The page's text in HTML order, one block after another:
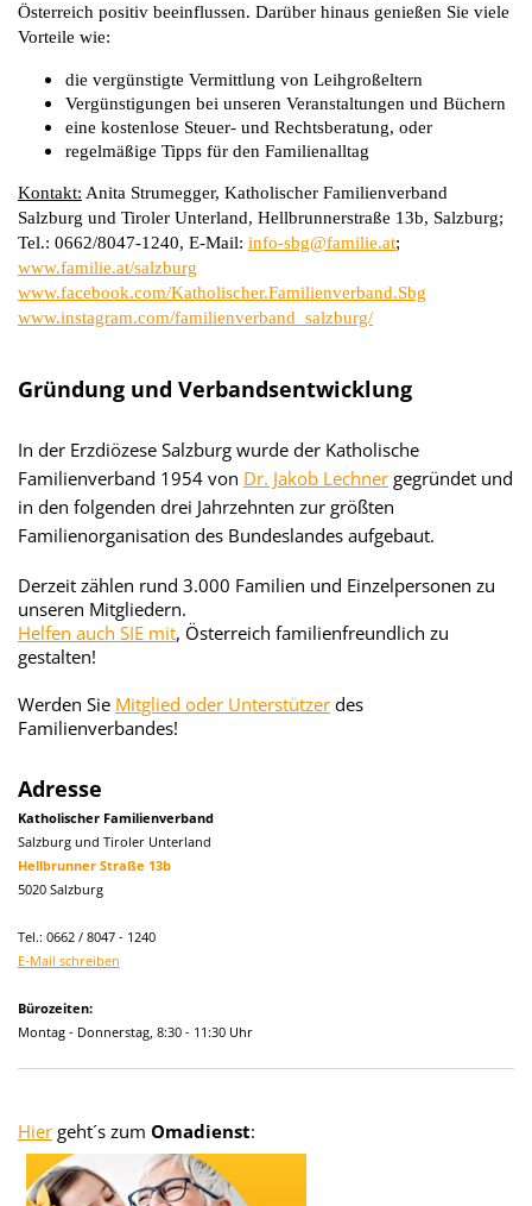
Österreich positiv beeinflussen. Darüber hinaus genießen Sie viele
Vorteile wie:
die vergünstigte Vermittlung von Leihgroßeltern
Vergünstigungen bei unseren Veranstaltungen und Büchern
eine kostenlose Steuer- und Rechtsberatung, oder
regelmäßige Tipps für den Familienalltag
Kontakt: Anita Strumegger, Katholischer Familienverband
Salzburg und Tiroler Unterland, Hellbrunnerstraße 13b, Salzburg;
Tel.: 0662/8047-1240, E-Mail: info-sbg@familie.at;
www.familie.at/salzburg
www.facebook.com/Katholischer.Familienverband.Sbg
www.instagram.com/familienverband_salzburg/
Gründung und Verbandsentwicklung
In der Erzdiözese Salzburg wurde der Katholische
Familienverband 1954 von Dr. Jakob Lechner gegründet und
in den folgenden drei Jahrzehnten zur größten
Familienorganisation des Bundeslandes aufgebaut.
Derzeit zählen rund 3.000 Familien und Einzelpersonen zu
unseren Mitgliedern.
Helfen auch SIE mit, Österreich familienfreundlich zu
gestalten!
Werden Sie Mitglied oder Unterstützer des
Familienverbandes!
Adresse
Katholischer Familienverband
Salzburg und Tiroler Unterland
Hellbrunner Straße 13b
5020 Salzburg
Tel.: 0662 / 8047 - 1240
E-Mail schreiben
Bürozeiten:
Montag - Donnerstag, 8:30 - 11:30 Uhr
Hier geht´s zum Omadienst: